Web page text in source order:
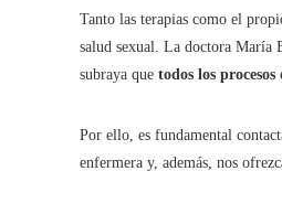
Tanto las terapias como el
salud sexual. La doctora María
subraya que todos los
Por ello, es fundamental
enfermera y, además, nos